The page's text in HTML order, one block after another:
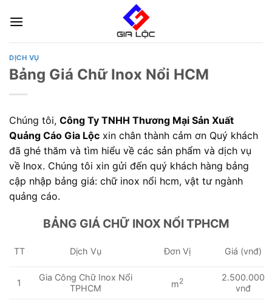
DỊCH VỤ
Bảng Giá Chữ Inox Nổi HCM
Chúng tôi, Công Ty TNHH Thương Mại Sản Xuất
Quảng Cáo Gia Lộc xin chân thành cảm ơn Quý khách
đã ghé thăm và tìm hiểu về các sản phẩm và dịch vụ
về Inox. Chúng tôi xin gửi đến quý khách hàng bảng
cập nhập bảng giá: chữ inox nổi hcm, vật tư ngành
quảng cáo.
BẢNG GIÁ CHỮ INOX NỔI TPHCM
TT Dịch Vụ Đơn Vị Giá (vnđ)
1
Gia Công Chữ Inox Nổi
TPHCM
m2
2.500.000
vnđ